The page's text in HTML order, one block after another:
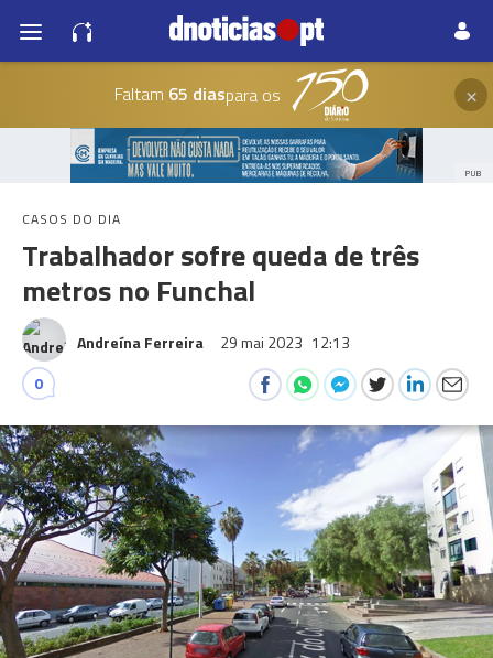
Faltam 65 diaspara os ×
PUB
CASOS DO DIA
Trabalhador sofre queda de três
metros no Funchal
Andreína Ferreira 29 mai 2023 12:13
0